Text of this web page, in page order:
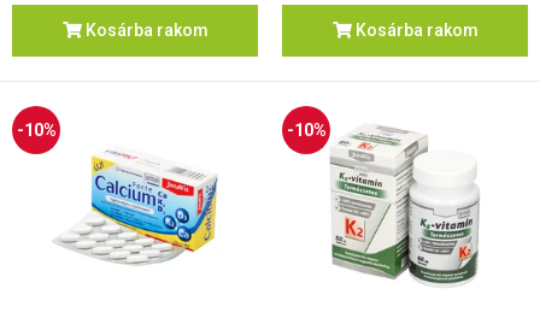
Kosárba rakom Kosárba rakom
-10% -10%